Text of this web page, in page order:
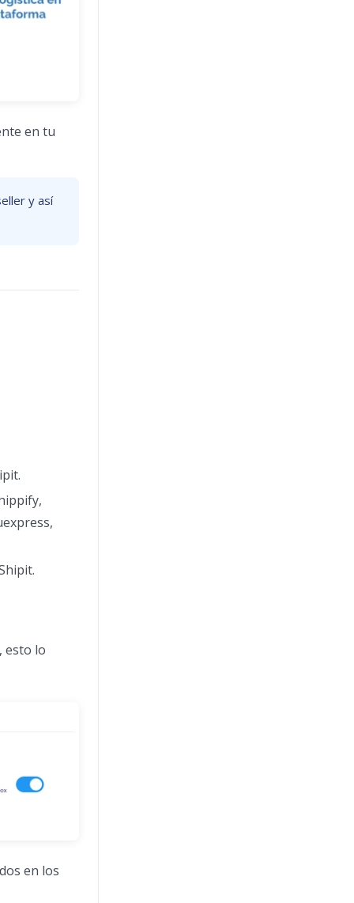
en tu
y así
, esto lo
en los